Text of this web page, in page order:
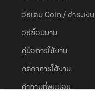
วิธีเติม Coin / ชำระเงิน
วิธีซื้อนิยาย
คู่มือการใช้งาน
กติกาการใช้งาน
คำถามที่พบบ่อย